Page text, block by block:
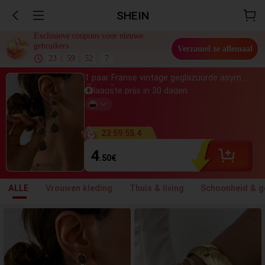
SHEIN
Exclusieve coupons voor nieuwe
gebruikers
23 : 59 : 51 5
Verzamel ze allemaal
Net gekocht
laagste prijs in 30 dagen
Bijna uitverkocht
800+ toegevoegd aan
laagste prijs in 30 dagen
Bijna uitverkocht
winkelwagen
23:59:54.3
4.50€
ALLE Vrouwen kleding Thuis & living Schoonheid &